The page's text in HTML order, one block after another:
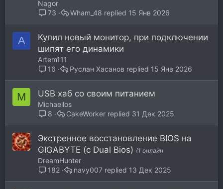
Nagor
73
15 Янв 2026
Wham_48
A
Купил новый монитор, при подключении
шипят его динамики
Artem111
16
15 Янв 2026
Руслан Хасанов
M USB хаб со своим питанием
Michaellos
8
31 Дек 2025
CakeWorker
Экстренное восстановление BIOS на
GIGABYTE (c Dual Bios) (1 онлайн
DreamHunter
182
13 Дек 2025
navy007